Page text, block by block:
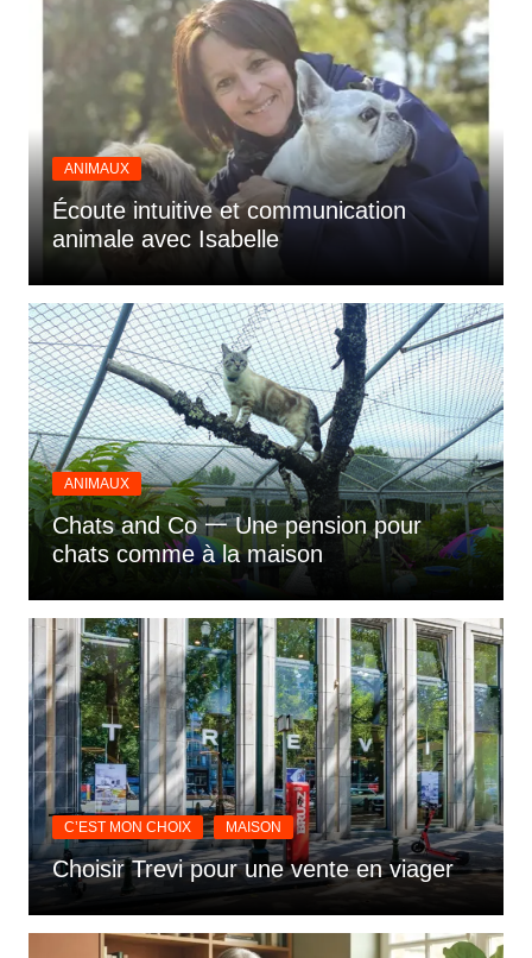
ANIMAUX
Écoute intuitive et communication
animale avec Isabelle
ANIMAUX
Chats and Co 一 Une pension pour
chats comme à la maison
C’EST MON CHOIX MAISON
Choisir Trevi pour une vente en viager